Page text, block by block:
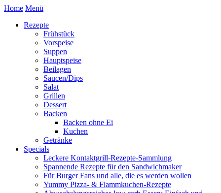
Home Menü
Rezepte
Frühstück
Vorspeise
Suppen
Hauptspeise
Beilagen
Saucen/Dips
Salat
Grillen
Dessert
Backen
Backen ohne Ei
Kuchen
Getränke
Specials
Leckere Kontaktgrill-Rezepte-Sammlung
Spannende Rezepte für den Sandwichmaker
Für Burger Fans und alle, die es werden wollen
Yummy Pizza- & Flammkuchen-Rezepte